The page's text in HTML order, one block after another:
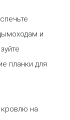
и
планки для
кровлю на